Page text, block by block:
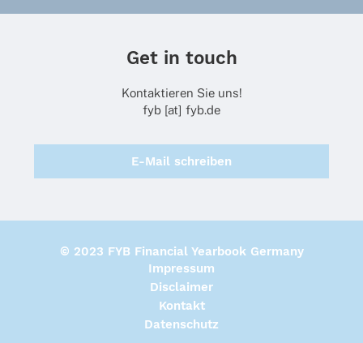
Get in touch
Kontaktieren Sie uns!
fyb [at] fyb.de
E-Mail schreiben
© 2023 FYB Financial Yearbook Germany
Impressum
Disclaimer
Kontakt
Datenschutz